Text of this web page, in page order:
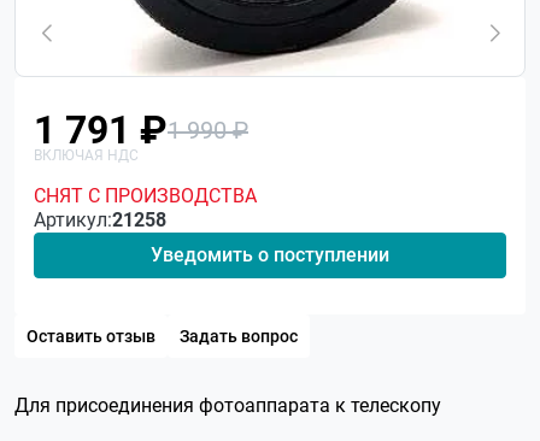
1 791 ₽1 990 ₽
СНЯТ С ПРОИЗВОДСТВА
Артикул:21258
Уведомить о поступлении
Оставить отзыв Задать вопрос
Для присоединения фотоаппарата к телескопу